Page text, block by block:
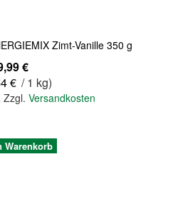
Zimt-Vanille 350 g
€
€ / 1 kg)
Zzgl. Versandkosten
Warenkorb